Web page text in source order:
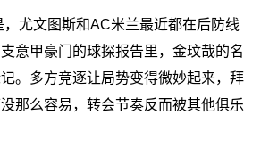
文图斯和AC米兰最近都在后防线
支意甲豪门的球探报告里，金玟哉的名
。多方竞逐让局势变得微妙起来，拜
那么容易，转会节奏反而被其他俱乐